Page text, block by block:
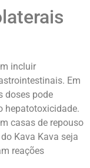
incluir
Em
doses pode
hepatotoxicidade.
casas de repouso
Kava Kava seja
reações